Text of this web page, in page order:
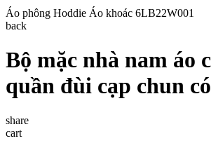
Áo phông Hoddie Áo khoác 6LB22W001
back
Bộ mặc nhà nam áo
quần đùi cạp chun
share
cart